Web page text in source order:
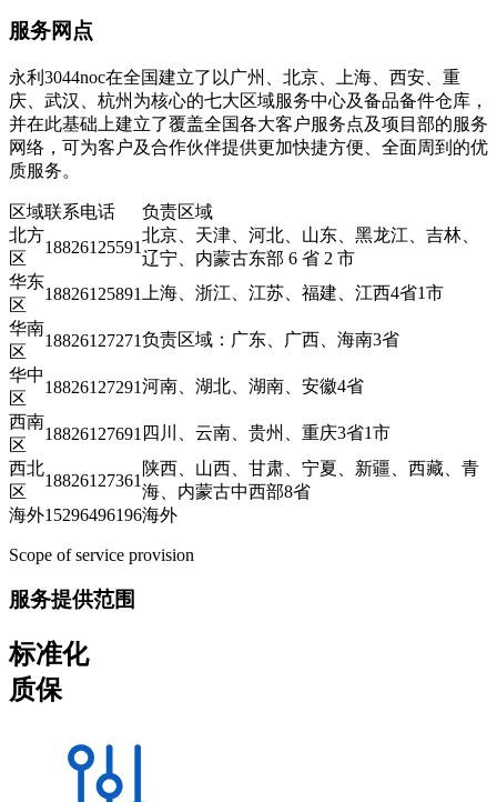
服务网点
永利3044noc在全国建立了以广州、北京、上海、西安、重
庆、武汉、杭州为核心的七大区域服务中心及备品备件仓库，
并在此基础上建立了覆盖全国各大客户服务点及项目部的服务
网络，可为客户及合作伙伴提供更加快捷方便、全面周到的优
质服务。
区域联系电话
负责区域
北方
区
18826125591
北京、天津、河北、山东、黑龙江、吉林、
辽宁、内蒙古东部 6 省 2 市
华东
区
18826125891
上海、浙江、江苏、福建、江西4省1市
华南
区
18826127271负责区域：广东、广西、海南3省
华中
区
18826127291河南、湖北、湖南、安徽4省
西南
区
18826127691 四川、云南、贵州、重庆3省1市
西北
区
18826127361
陕西、山西、甘肃、宁夏、新疆、西藏、青
海、内蒙古中西部8省
海外15296496196海外
Scope of service provision
服务提供范围
标准化
质保